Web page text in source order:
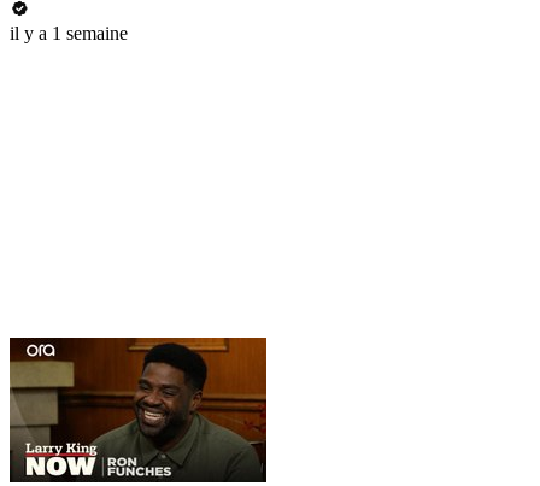
il y a 1 semaine